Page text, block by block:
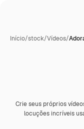
Início/stock/Vídeos/
Premium
Crie seus próprios
locuções incríveis